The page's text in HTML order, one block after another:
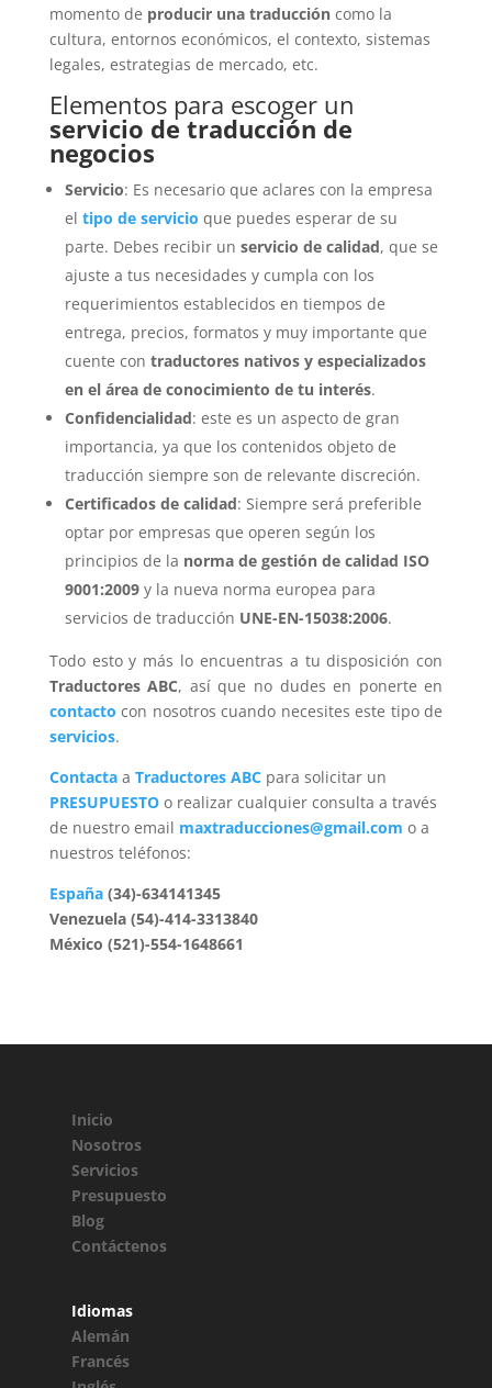
momento de producir una traduccióncomo la
cultura, entornos económicos, el contexto, sistemas
legales, estrategias de mercado, etc.
Elementos para escoger un
servicio de traducción de
negocios
Servicio: Es necesario que aclares con la empresa
el tipo de servicio que puedes esperar de su
parte. Debes recibir un servicio de calidad, que se
ajuste a tus necesidades y cumpla con los
requerimientos establecidos en tiempos de
entrega, precios, formatos y muy importante que
cuente con traductores nativos y especializados
en el área de conocimiento de tu interés.
Confidencialidad: este es un aspecto de gran
importancia, ya que los contenidos objeto de
traducción siempre son de relevante discreción.
Certificados de calidad: Siempre será preferible
optar por empresas que operen según los
principios de la norma de gestión de calidad ISO
9001:2009y la nueva norma europea para
servicios de traducción UNE-EN-15038:2006.
Todo esto y más lo encuentras a tu disposición con
Traductores ABC, así que no dudes en ponerte en
contacto con nosotros cuando necesites este tipo de
servicios.
Contactaa Traductores ABCpara solicitar un
PRESUPUESTOo realizar cualquier consulta a través
de nuestro email maxtraducciones@gmail.com o a
nuestros teléfonos:
España(34)-634141345
Venezuela (54)-414-3313840
México (521)-554-1648661
Inicio
Nosotros
Servicios
Presupuesto
Blog
Contáctenos
Idiomas
Alemán
Francés